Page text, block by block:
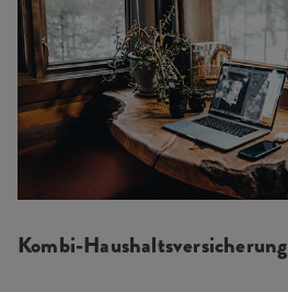
Kombi-Haushaltsversicherung